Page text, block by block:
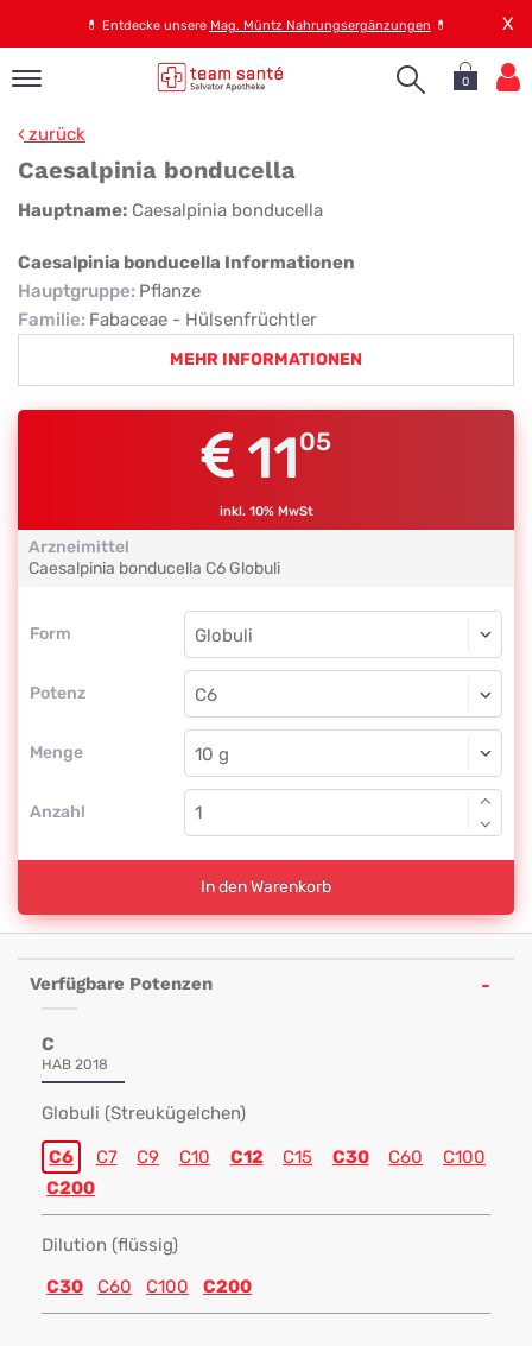
💊 Entdecke unsere Mag. Müntz Nahrungsergänzungen 💊 X
0
zurück
Caesalpinia bonducella
Caesalpinia
bonducella
Hauptname: Caesalpinia bonducella
Caesalpinia bonducella Informationen
Hauptgruppe: Pflanze
Familie: Fabaceae - Hülsenfrüchtler
MEHR INFORMATIONEN
1105
inkl. 10% MwSt
Arzneimittel
Caesalpinia bonducella C6 Globuli
Form
Form
Potenz
Globuli
C6
Menge
Globuli
Anzahl
In den Warenkorb
Verfügbare Potenzen
C
HAB 2018
Globuli (Streukügelchen)
C6 C7 C9 C10 C12 C15 C30 C60
C100
C200
Dilution (flüssig)
C30
C60 C100 C200